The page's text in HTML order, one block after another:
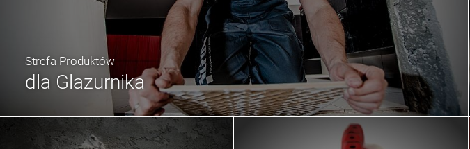
Strefa Produktów
dla Glazurnika